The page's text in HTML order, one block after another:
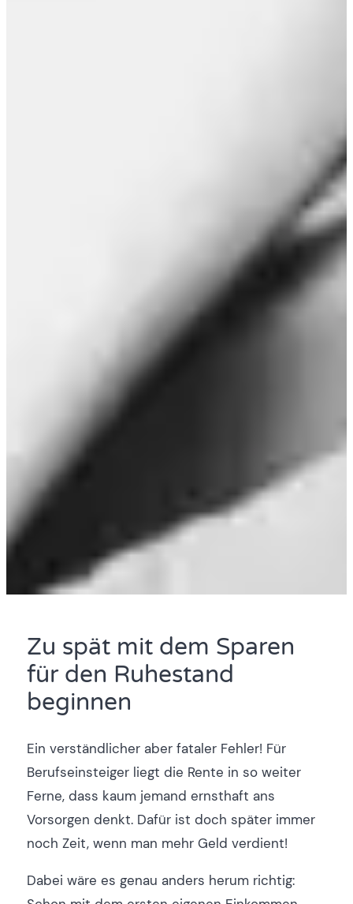
Zu spät mit dem Sparen
für den Ruhestand
beginnen
Ein verständlicher aber fataler Fehler! Für
Berufseinsteiger liegt die Rente in so weiter
Ferne, dass kaum jemand ernsthaft ans
Vorsorgen denkt. Dafür ist doch später immer
noch Zeit, wenn man mehr Geld verdient!
Dabei wäre es genau anders herum richtig: